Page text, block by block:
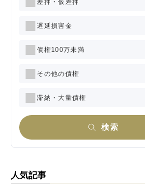
差押・仮差押
遅延損害金
債権100万未満
その他の債権
滞納・大量債権
検索
人気記事